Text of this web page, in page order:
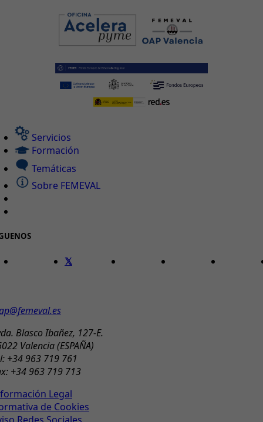
Servicios
Formación
Temáticas
Sobre FEMEVAL
Blasco Ibañez, 127-E.
Valencia (ESPAÑA)
+34 963 719 761
+34 963 719 713
Legal
de Cookies